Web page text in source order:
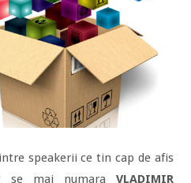
speakerii ce tin cap de afis
se mai numara VLADIMIR